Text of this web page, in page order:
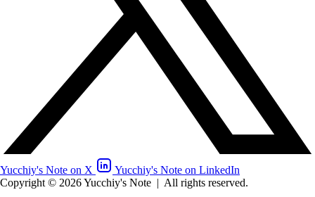
Yucchiy's Note on X
Yucchiy's Note on LinkedIn
Copyright © 2026 Yucchiy's Note | All rights reserved.